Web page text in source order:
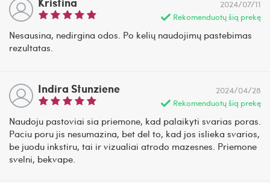
Rekomenduotų šią prekę
2024/07/11
Nesausina, nedirgina odos. Po kelių naudojimų pastebimas
rezultatas.
Indira Stunziene
Rekomenduotų šią prekę
2024/04/28
Naudoju pastoviai sia priemone, kad palaikyti svarias poras.
Paciu poru jis nesumazina, bet del to, kad jos islieka svarios,
be juodu inkstiru, tai ir vizualiai atrodo mazesnes. Priemone
svelni, bekvape.